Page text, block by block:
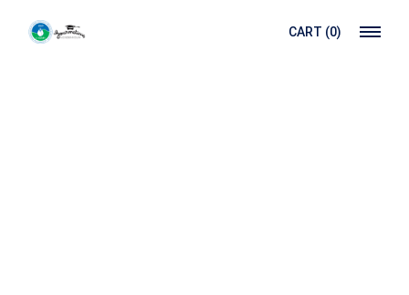
CART (0)